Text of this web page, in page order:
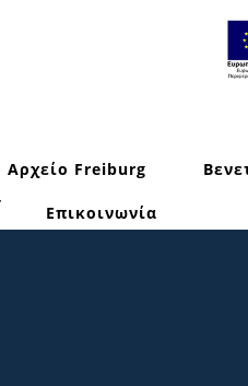
Αρχείο Freiburg
Επικοινωνία